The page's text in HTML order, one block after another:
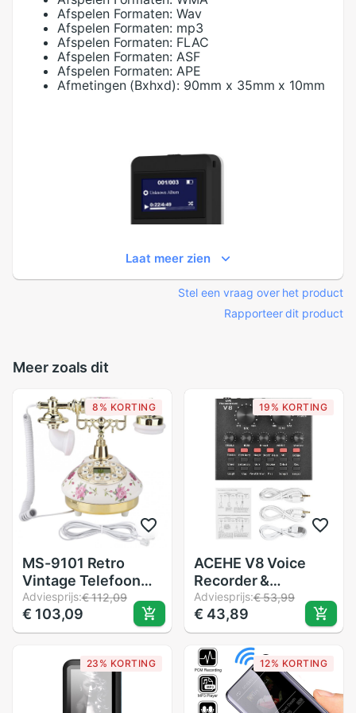
Afspelen Formaten: Wav
Afspelen Formaten: mp3
Afspelen Formaten: FLAC
Afspelen Formaten: ASF
Afspelen Formaten: APE
Afmetingen (Bxhxd): 90mm x 35mm x 10mm
Laat meer zien
Stel een vraag over het product
Rapporteer dit product
Meer zoals dit
8% KORTING
MS-9101 Retro
Vintage Telefoon
Imitatie Antieke
Telefoon Voor
Home Office Vaste
Adviesprijs:€ 112,09
€ 103,09
19% KORTING
ACEHE V8 Voice
Recorder &
Geluidskaart Set -
Draagbare
Microfoon voor Live
Uitzending &
Computer Opname
Adviesprijs:€ 53,99
€ 43,89
23% KORTING 12% KORTING